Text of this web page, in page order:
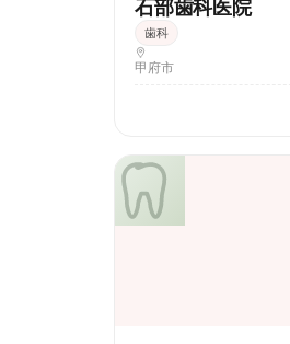
石部歯科医院
歯科
甲府市